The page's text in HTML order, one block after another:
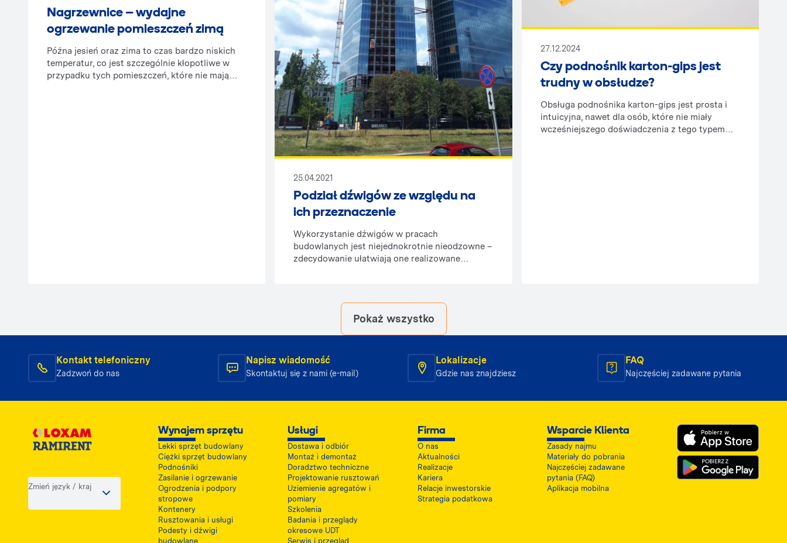
Nagrzewnice – wydajne
ogrzewanie pomieszczeń zimą
Późna jesień oraz zima to czas bardzo niskich
temperatur, co jest szczególnie kłopotliwe w
przypadku tych pomieszczeń, które nie mają
25.04.2021
Podział dźwigów ze względu na
ich przeznaczenie
Wykorzystanie dźwigów w pracach
budowlanych jest niejednokrotnie nieodzowne –
zdecydowanie ułatwiają one realizowane
spełniały swoją funkcję, powinny być
odpowiednio dobrane do zadań, podczas
których będą używane. Warto poznać
przeznaczenie. Jakie są zatem rodzaje
dźwigów?
27.12.2024
Czy podnośnik karton-gips jest
trudny w obsłudze?
Obsługa podnośnika karton-gips jest prosta i
intuicyjna, nawet dla osób, które nie miały
wcześniejszego doświadczenia z tego typem
Pokaż wszystko
Kontakt telefoniczny
Zadzwoń do nas
Napisz wiadomość
Skontaktuj się z nami (e-mail)
Lokalizacje
Gdzie nas znajdziesz
FAQ
Najczęściej zadawane pytania
Zmień język / kraj
Wynajem sprzętu
Lekki sprzęt budowlany
Ciężki sprzęt budowlany
Podnośniki
Zasilanie i ogrzewanie
Ogrodzenia i podpory
stropowe
Kontenery
Rusztowania i usługi
Podesty i dźwigi
budowlane
Usługi
Dostawa i odbiór
Montaż i demontaż
Doradztwo techniczne
Projektowanie rusztowań
Uziemienie agregatów i
pomiary
Szkolenia
Badania i przeglądy
okresowe UDT
Serwis i przegląd
Firma
O nas
Aktualności
Realizacje
Kariera
Relacje inwestorskie
Strategia podatkowa
Wsparcie Klienta
Zasady najmu
Materiały do pobrania
Najczęściej zadawane
pytania (FAQ)
Aplikacja mobilna